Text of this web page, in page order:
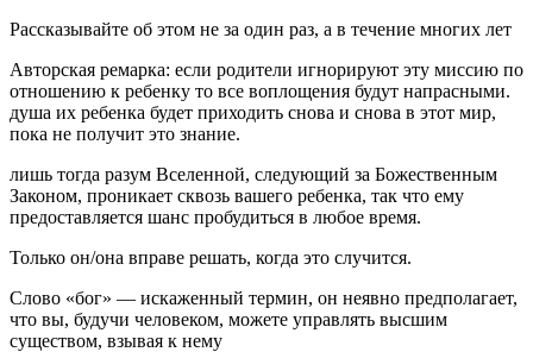
Рассказывайте об этом не за один раз, а в течение многих лет
Авторская ремарка: если родители игнорируют эту миссию по
отношению к ребенку то все воплощения будут напрасными.
душа их ребенка будет приходить снова и снова в этот мир,
пока не получит это знание.
лишь тогда разум Вселенной, следующий за Божественным
Законом, проникает сквозь вашего ребенка, так что ему
предоставляется шанс пробудиться в любое время.
Только он/она вправе решать, когда это случится.
Слово «бог» — искаженный термин, он неявно предполагает,
что вы, будучи человеком, можете управлять высшим
существом, взывая к нему